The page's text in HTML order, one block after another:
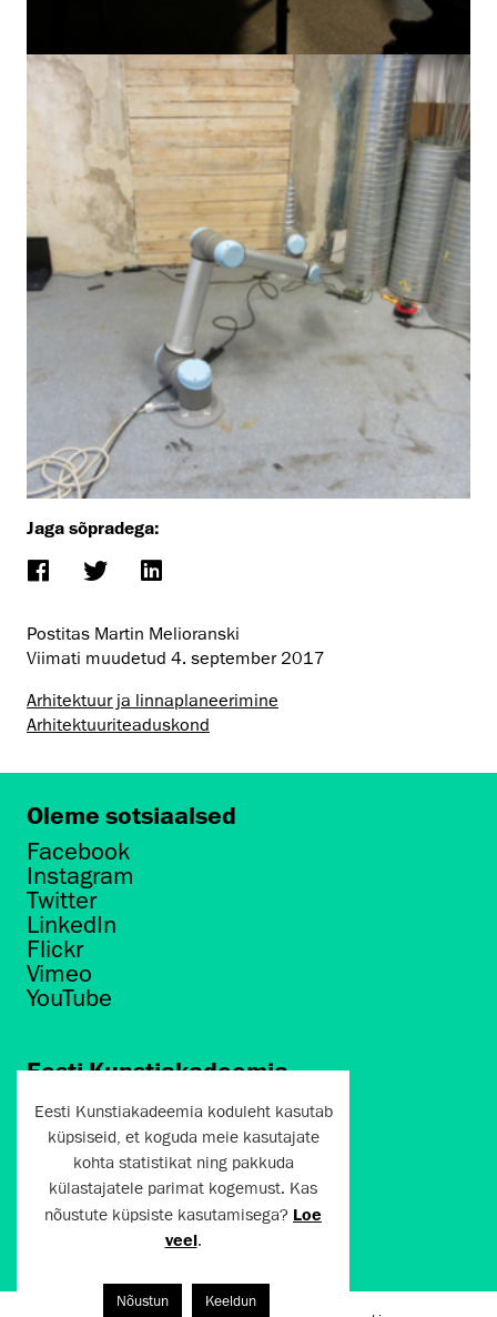
Jaga sõpradega:
Postitas Martin Melioranski
Viimati muudetud 4. september 2017
Arhitektuur ja linnaplaneerimine
Arhitektuuri­teaduskond
Oleme sotsiaalsed
Facebook
Instagram
Twitter
LinkedIn
Flickr
Vimeo
YouTube
Eesti Kunstiakadeemia
Põhja puiestee 7
Tallinn 10412
artun@artun.ee
+372 6267301
Liitu uudiskirjaga!
Eesti Kunstiakadeemia koduleht kasutab
küpsiseid, et koguda meie kasutajate
kohta statistikat ning pakkuda
külastajatele parimat kogemust. Kas
nõustute küpsiste kasutamisega? Loe
veel.
Nõustun Keeldun